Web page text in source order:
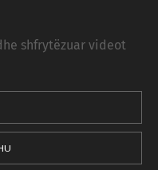
shfrytëzuar videot